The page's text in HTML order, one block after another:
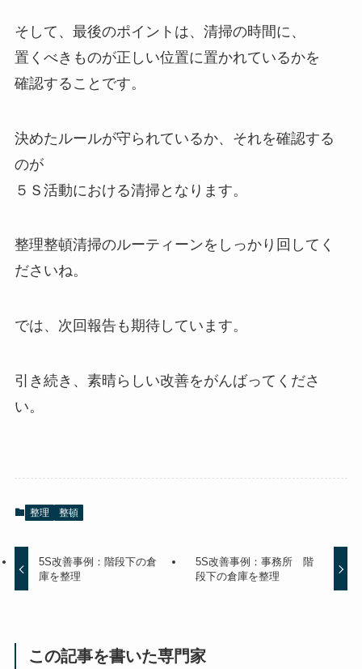
そして、最後のポイントは、清掃の時間に、
置くべきものが正しい位置に置かれているかを
確認することです。
決めたルールが守られているか、それを確認する
のが
５Ｓ活動における清掃となります。
整理整頓清掃のルーティーンをしっかり回してく
ださいね。
では、次回報告も期待しています。
引き続き、素晴らしい改善をがんばってくださ
い。
整理 整頓
5S改善事例：階段下の倉
庫を整理
5S改善事例：事務所 階
段下の倉庫を整理
この記事を書いた専門家